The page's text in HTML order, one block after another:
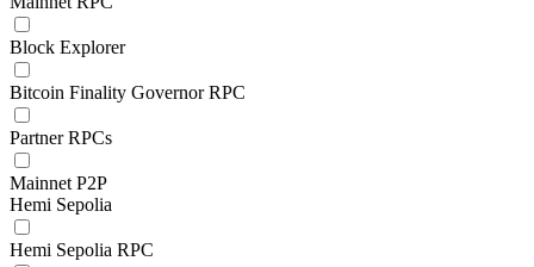
Block Explorer
Bitcoin Finality Governor RPC
Partner RPCs
Mainnet P2P
Hemi Sepolia
Hemi Sepolia RPC